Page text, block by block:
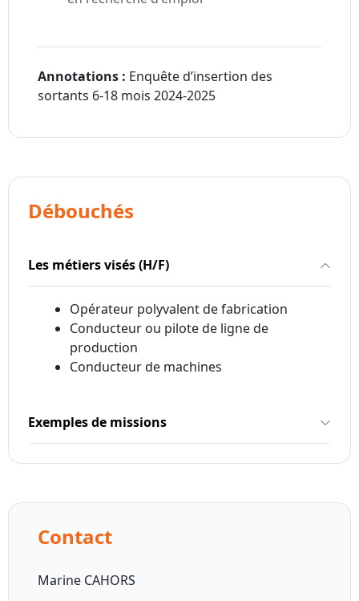
Annotations : Enquête d’insertion des
sortants 6-18 mois 2024-2025
Débouchés
Les métiers visés (H/F)
Opérateur polyvalent de fabrication
Conducteur ou pilote de ligne de
production
Conducteur de machines
Exemples de missions
Contact
Marine CAHORS